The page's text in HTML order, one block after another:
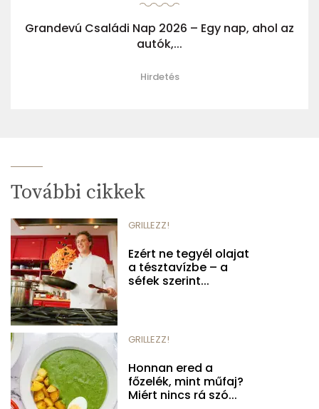
Grandevú Családi Nap 2026 – Egy nap, ahol az
autók,...
Hirdetés
További cikkek
GRILLEZZ!
Ezért ne tegyél olajat
a tésztavízbe – a
séfek szerint...
GRILLEZZ!
Honnan ered a
főzelék, mint műfaj?
Miért nincs rá szó...